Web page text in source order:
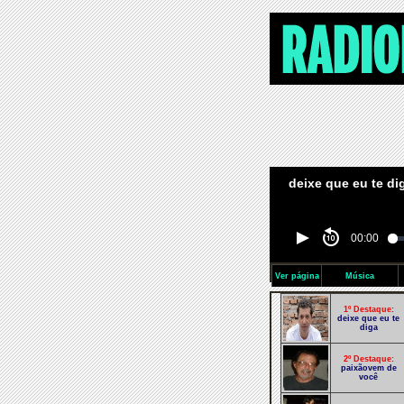
deixe que eu te
00:00
Ver página Música
1º Destaque:
deixe que eu te
diga
2º Destaque:
paixãovem de
você